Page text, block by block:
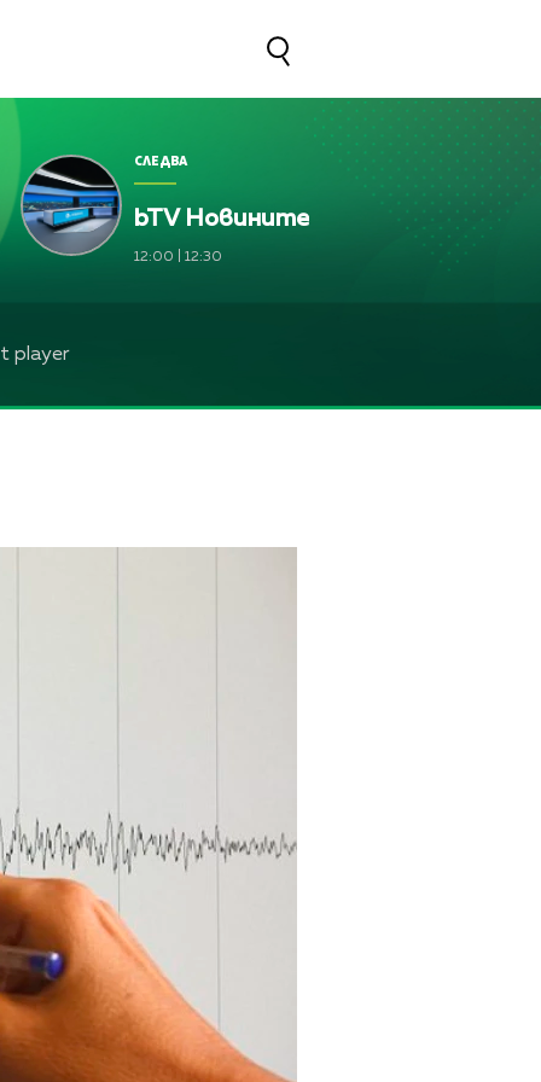
Йорданова, Зейнеб Маджурова, Оля Маринова,
Йорданова, Зейнеб Маджурова, Оля Маринова,
СЛЕДВА
bTV Новините
12:00 12:30
player